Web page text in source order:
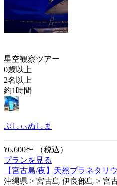
星空観察ツアー
0歳以上
2名以上
約1時間
ぷしぃぬしま
¥6,600〜
（税込）
プランを見る
【宮古島/夜】天然プラネタリ
沖縄県 > 宮古島 伊良部島 > 宮